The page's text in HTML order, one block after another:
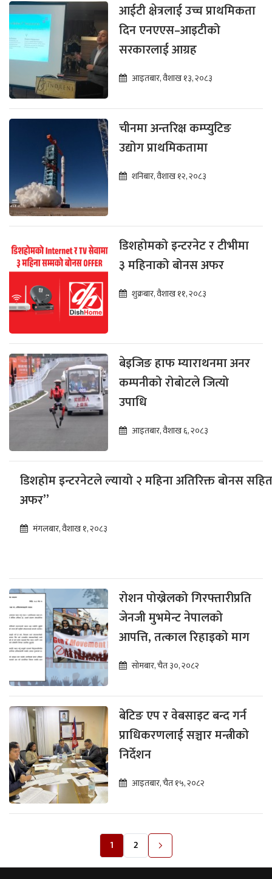
आईटी क्षेत्रलाई उच्च प्राथमिकता
दिन एनएएस–आइटीको
सरकारलाई आग्रह
आइतबार, वैशाख १३, २०८३
चीनमा अन्तरिक्ष कम्प्युटिङ
उद्योग प्राथमिकतामा
शनिबार, वैशाख १२, २०८३
डिशहोमको इन्टरनेट र टीभीमा
३ महिनाको बोनस अफर
शुक्रबार, वैशाख ११, २०८३
बेइजिङ हाफ म्याराथनमा अनर
कम्पनीको रोबोटले जित्यो
उपाधि
आइतबार, वैशाख ६, २०८३
डिशहोम इन्टरनेटले ल्यायो २ महिना अतिरिक्त बोनस
अफर”
मंगलबार, वैशाख १, २०८३
रोशन पोख्रेलको गिरफ्तारीप्रति
जेनजी मुभमेन्ट नेपालको
आपत्ति, तत्काल रिहाइको माग
सोमबार, चैत ३०, २०८२
बेटिङ एप र वेबसाइट बन्द गर्न
प्राधिकरणलाई सञ्चार मन्त्रीको
निर्देशन
आइतबार, चैत १५, २०८२
1 2